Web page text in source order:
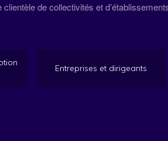
de collectivités et
Entreprises et dirigeants